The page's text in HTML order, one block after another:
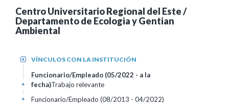
Centro Universitario Regional del Este /
Departamento de Ecologia y Gentian
Ambiental
VÍNCULOS CON LA INSTITUCIÓN
+
Funcionario/Empleado (05/2022 - a la
fecha)Trabajo relevante
+
Funcionario/Empleado (08/2013 - 04/2022)
+